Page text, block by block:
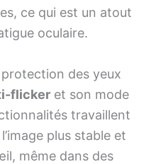
ce qui est un atout
oculaire.
protection des yeux
flickeret son mode
travaillent
plus stable et
même dans des